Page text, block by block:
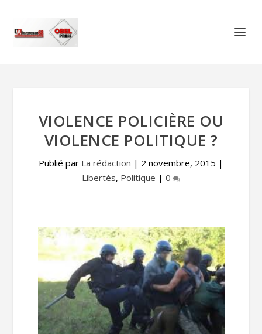
VIOLENCE POLICIÈRE OU
VIOLENCE POLITIQUE ?
Publié par La rédaction | 2 novembre, 2015 |
Libertés, Politique | 0